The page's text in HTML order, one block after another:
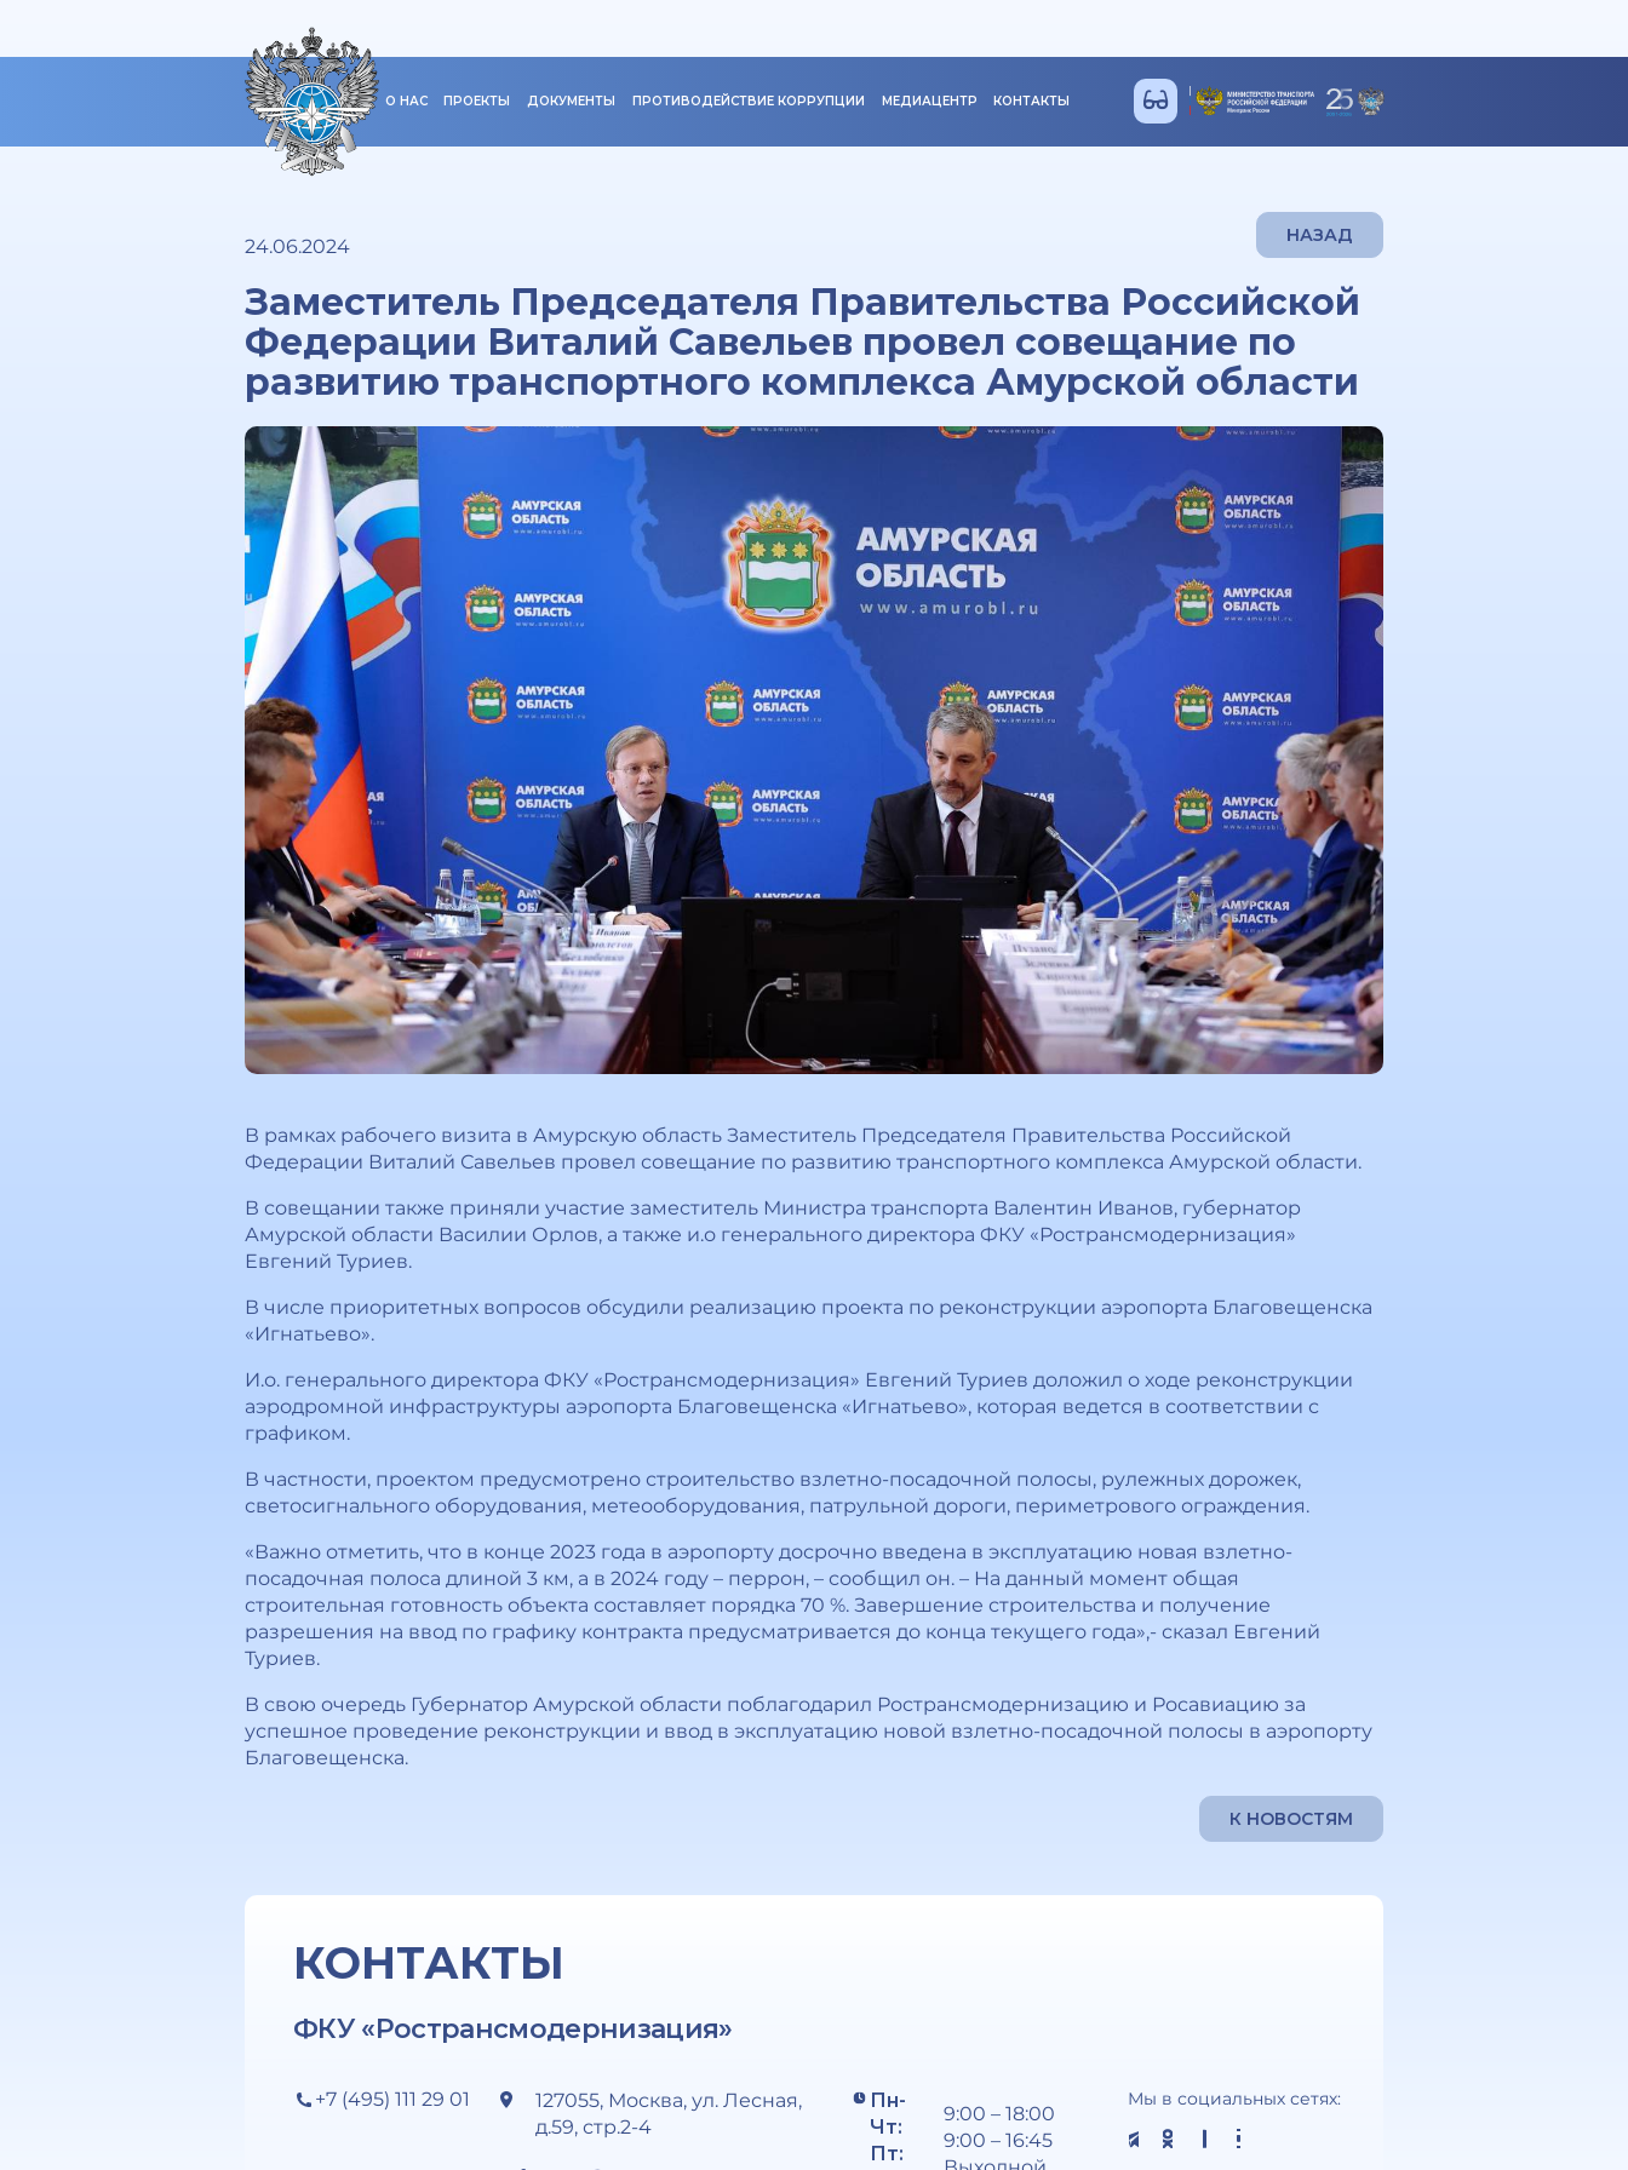
О НАС ПРОЕКТЫ ДОКУМЕНТЫ ПРОТИВОДЕЙСТВИЕ КОРРУПЦИИ МЕДИАЦЕНТР КОНТАКТЫ
24.06.2024 НАЗАД
Заместитель Председателя Правительства Российской
Федерации Виталий Савельев провел совещание по
развитию транспортного комплекса Амурской области
В рамках рабочего визита в Амурскую область Заместитель Председателя Правительства Российской
Федерации Виталий Савельев провел совещание по развитию транспортного комплекса Амурской области.
В совещании также приняли участие заместитель Министра транспорта Валентин Иванов, губернатор
Амурской области Василии Орлов, а также и.о генерального директора ФКУ «Ространсмодернизация»
Евгений Туриев.
В числе приоритетных вопросов обсудили реализацию проекта по реконструкции аэропорта Благовещенска
«Игнатьево».
И.о. генерального директора ФКУ «Ространсмодернизация» Евгений Туриев доложил о ходе реконструкции
аэродромной инфраструктуры аэропорта Благовещенска «Игнатьево», которая ведется в соответствии с
графиком.
В частности, проектом предусмотрено строительство взлетно-посадочной полосы, рулежных дорожек,
светосигнального оборудования, метеооборудования, патрульной дороги, периметрового ограждения.
«Важно отметить, что в конце 2023 года в аэропорту досрочно введена в эксплуатацию новая взлетно-
посадочная полоса длиной 3 км, а в 2024 году – перрон, – сообщил он. – На данный момент общая
строительная готовность объекта составляет порядка 70 %. Завершение строительства и получение
разрешения на ввод по графику контракта предусматривается до конца текущего года»,- сказал Евгений
Туриев.
В свою очередь Губернатор Амурской области поблагодарил Ространсмодернизацию и Росавиацию за
успешное проведение реконструкции и ввод в эксплуатацию новой взлетно-посадочной полосы в аэропорту
Благовещенска.
К НОВОСТЯМ
КОНТАКТЫ
ФКУ «Ространсмодернизация»
+7 (495) 111 29 01
127055, Москва, ул. Лесная,
д.59, стр.2-4
Пн-
Чт:
Пт:
9:00 – 18:00
9:00 – 16:45
Мы в социальных сетях: